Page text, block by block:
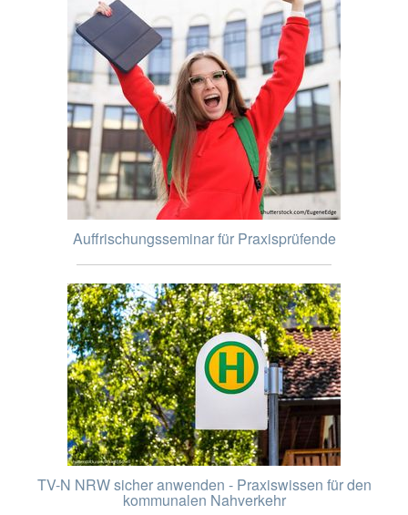
Auffrischungsseminar für Praxisprüfende
TV-N NRW sicher anwenden - Praxiswissen für den
kommunalen Nahverkehr